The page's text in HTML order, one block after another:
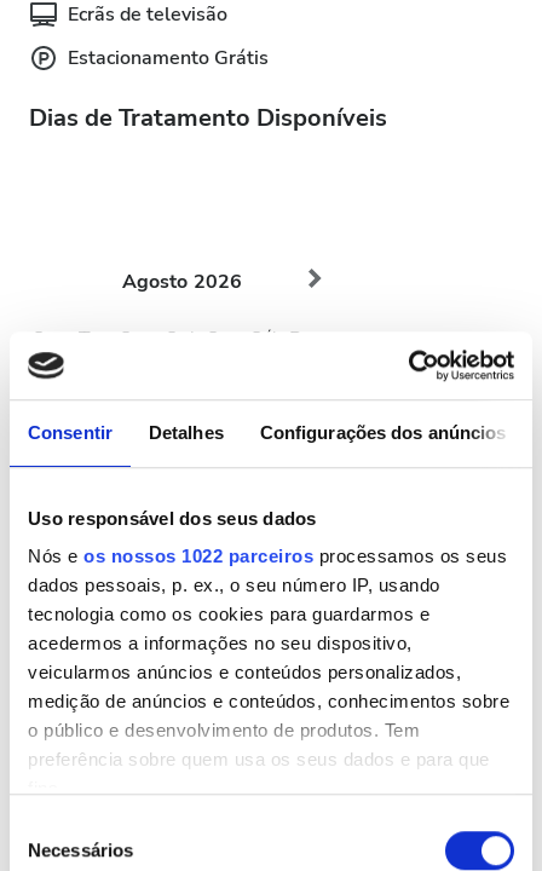
Consentir Detalhes Configurações dos anúncios
Uso responsável dos seus dados
Nós e os nossos 1022 parceiros processamos os seus
dados pessoais, p. ex., o seu número IP, usando
tecnologia como os cookies para guardarmos e
acedermos a informações no seu dispositivo,
veicularmos anúncios e conteúdos personalizados,
medição de anúncios e conteúdos, conhecimentos sobre
o público e desenvolvimento de produtos. Tem
preferência sobre quem usa os seus dados e para que
Se permitir, gostaríamos também de:
Necessários
Ecrãs de televisão
Estacionamento Grátis
Dias de Tratamento Disponíveis
Agosto 2026
Seg. Ter. Qua. Qui. Sex. Sáb. Dom.
1
2
3
4 6 7 8
9
17
18 19 20 21 22
23
24
25 26 27 28 29
30
31
Opções de pagamento
Cartões de Crédito
Transferência (Bancária) Eletrónica